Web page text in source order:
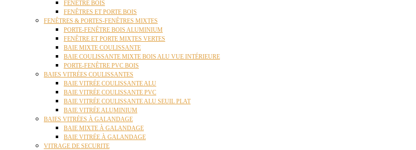
FENÊTRE BOIS
FENÊTRES ET PORTE BOIS
FENÊTRES & PORTES-FENÊTRES MIXTES
PORTE-FENÊTRE BOIS ALUMINIUM
FENÊTRE ET PORTE MIXTES VERTES
BAIE MIXTE COULISSANTE
BAIE COULISSANTE MIXTE BOIS ALU VUE INTÉRIEURE
PORTE-FENÊTRE PVC BOIS
BAIES VITRÉES COULISSANTES
BAIE VITRÉE COULISSANTE ALU
BAIE VITRÉE COULISSANTE PVC
BAIE VITRÉE COULISSANTE ALU SEUIL PLAT
BAIE VITRÉE ALUMINIUM
BAIES VITRÉES À GALANDAGE
BAIE MIXTE À GALANDAGE
BAIE VITRÉE À GALANDAGE
VITRAGE DE SECURITE